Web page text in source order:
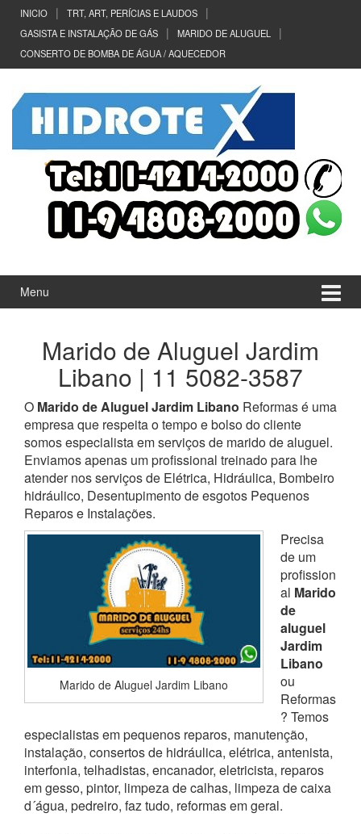
Conteúdo
Pular
menu
principal
INICIO
TRT, ART, PERÍCIAS E LAUDOS
GASISTA E INSTALAÇÃO DE GÁS
MARIDO DE ALUGUEL
CONSERTO DE BOMBA DE ÁGUA / AQUECEDOR
Menu
Marido de Aluguel Jardim
Libano | 11 5082-3587
O Marido de Aluguel Jardim Libano Reformas é uma
empresa que respeita o tempo e bolso do cliente
somos especialista em serviços de marido de aluguel.
Enviamos apenas um profissional treinado para lhe
atender nos serviços de Elétrica, Hidráulica, Bombeiro
hidráulico, Desentupimento de esgotos Pequenos
Reparos e Instalações.
Marido de Aluguel Jardim Libano
Precisa
de um
profission
al Marido
de
aluguel
Jardim
Libano
ou
Reformas
? Temos
especialistas em pequenos reparos, manutenção,
instalação, consertos de hidráulica, elétrica, antenista,
interfonia, telhadistas, encanador, eletricista, reparos
em gesso, pintor, limpeza de calhas, limpeza de caixa
d´água, pedreiro, faz tudo, reformas em geral.